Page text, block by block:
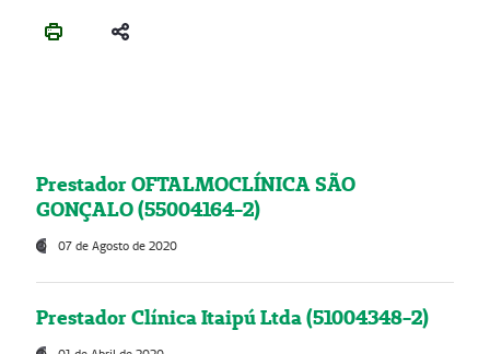
Prestador OFTALMOCLÍNICA SÃO
GONÇALO (55004164-2)
07 de Agosto de 2020
Prestador Clínica Itaipú Ltda (51004348-2)